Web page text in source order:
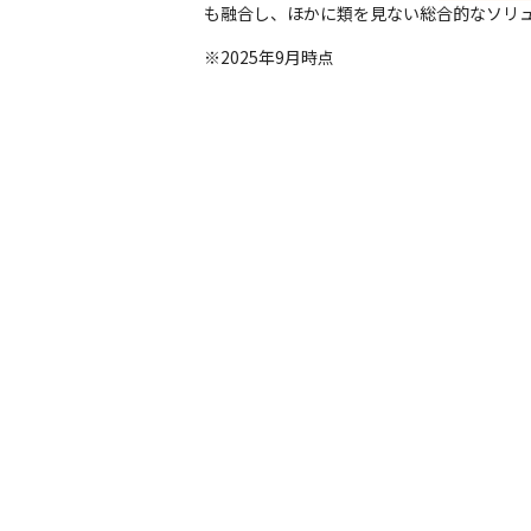
も融合し、ほかに類を見ない総合的なソリ
※2025年9月時点